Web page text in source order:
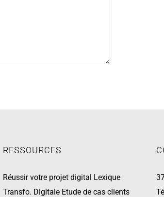
RESSOURCES
Réussir votre projet digital Lexique
Transfo. Digitale Etude de cas clients